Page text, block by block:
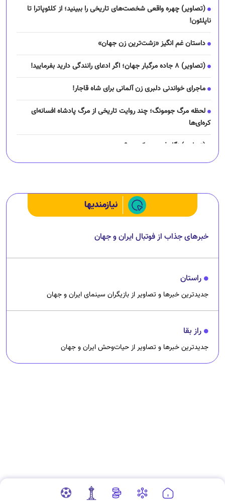
(تصاویر) چهره واقعی شخصت‌های تاریخی را ببینید؛ از کلئوپاترا تا
ناپلئون!
داستان غم انگیز «زشت‌ترین زن جهان»
(تصاویر) ۸ جاده مرگبار جهان؛ اگر ادعای رانندگی دارید بفرمایید!
ماجرای خواندنی دلبری زن آلمانی برای شاه قاجار!
لحظه مرگ جومونگ؛ چند روایت تاریخی از مرگ پادشاه افسانه‌ای
کره‌ای‌ها
(تصاویر) نگار فرهمند کیست؟
نیازمندیها
خبرهای جذاب از فوتبال ایران و جهان
راستان
جدیدترین خبرها و تصاویر از بازیگران سینمای ایران و جهان
راز بقا
جدیدترین خبرها و تصاویر از حیات‌وحش ایران و جهان